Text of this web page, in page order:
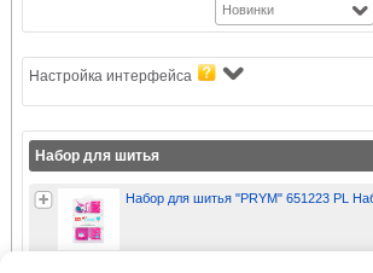
Новинки
Настройка интерфейса
Набор для шитья
Набор для шитья "PRYM" 651223 PL